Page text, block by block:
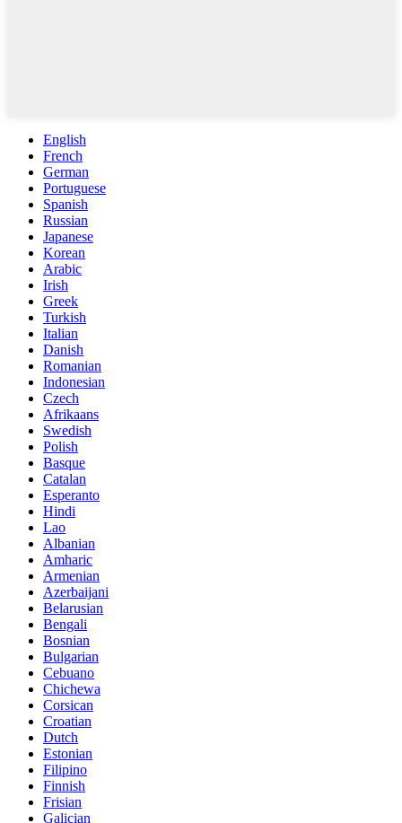
English
French
German
Portuguese
Spanish
Russian
Japanese
Korean
Arabic
Irish
Greek
Turkish
Italian
Danish
Romanian
Indonesian
Czech
Afrikaans
Swedish
Polish
Basque
Catalan
Esperanto
Hindi
Lao
Albanian
Amharic
Armenian
Azerbaijani
Belarusian
Bengali
Bosnian
Bulgarian
Cebuano
Chichewa
Corsican
Croatian
Dutch
Estonian
Filipino
Finnish
Frisian
Galician